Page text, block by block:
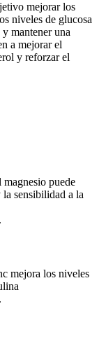
mejorar los
niveles de glucosa
mantener una
a mejorar el
y reforzar el
puede
sensibilidad a la
mejora los niveles